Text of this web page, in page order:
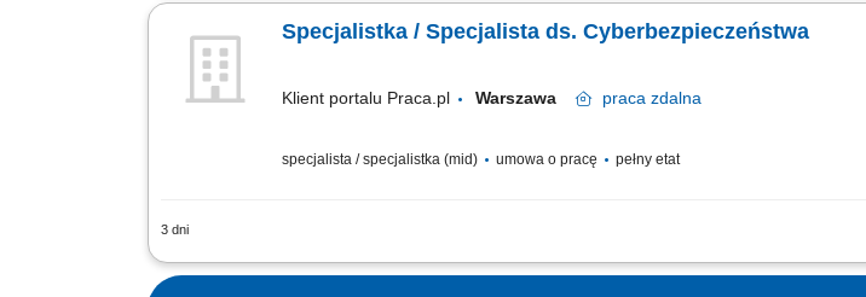
Specjalistka / Specjalista ds. Cyberbezpieczeństwa
Klient portalu Praca.pl Warszawa praca zdalna
specjalista / specjalistka (mid) umowa o pracę pełny etat
3 dni
Koordynacja działań związanych z zapewnieniem zgodności procesów IT z